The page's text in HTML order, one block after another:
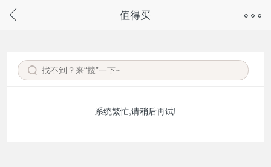
请通过微信或支付宝搜“奇兔客小程序”访问
值得买
系统繁忙,请稍后再试!